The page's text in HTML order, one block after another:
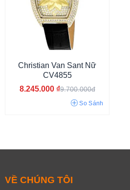
Christian Van Sant Nữ
CV4855
8.245.000 ₫9.700.000đ
So Sánh
VỀ CHÚNG TÔI